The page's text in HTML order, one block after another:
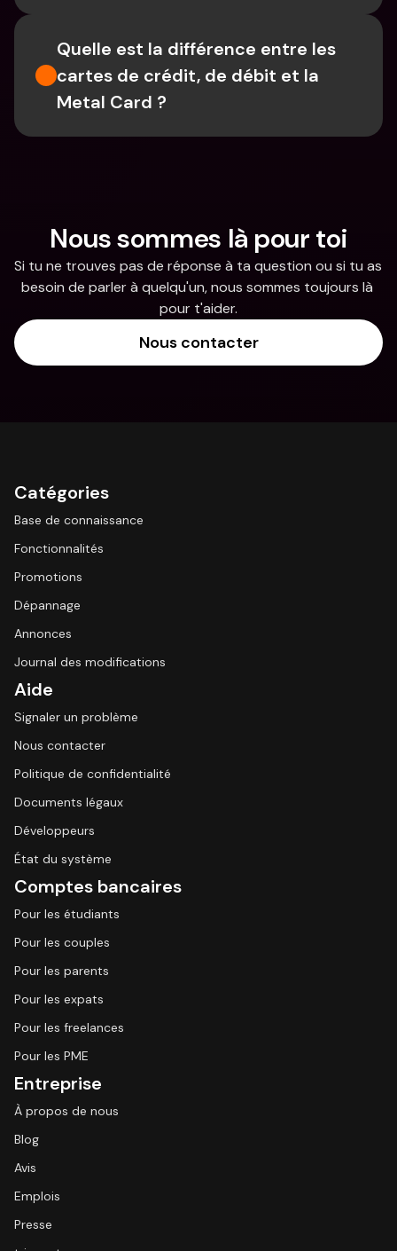
Quelle est la différence entre les
cartes de crédit, de débit et la
Metal Card ?
Nous sommes là pour toi
Si tu ne trouves pas de réponse à ta question ou si tu as
besoin de parler à quelqu'un, nous sommes toujours là
pour t'aider.
Nous contacter
Catégories
Base de connaissance
Fonctionnalités
Promotions
Dépannage
Annonces
Journal des modifications
Aide
Signaler un problème
Nous contacter
Politique de confidentialité
Documents légaux
Développeurs
État du système
Comptes bancaires
Pour les étudiants
Pour les couples
Pour les parents
Pour les expats
Pour les freelances
Pour les PME
Entreprise
À propos de nous
Blog
Avis
Emplois
Presse